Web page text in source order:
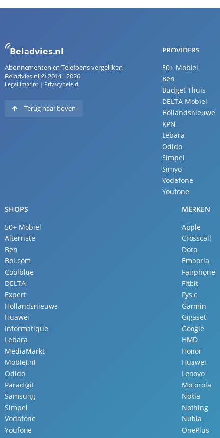
Beladvies.nl
Abonnementen en Telefoons vergelijken
Beladvies.nl © 2014 - 2026
Legal Imprint | Privacybeleid
Terug naar boven
PROVIDERS
50+ Mobiel
Ben
Budget Thuis
DELTA Mobiel
Hollandsnieuwe
KPN
Lebara
Odido
Simpel
Simyo
Vodafone
Youfone
SHOPS
50+ Mobiel
Alternate
Ben
Bol.com
Coolblue
DELTA
Expert
Hollandsnieuwe
Huawei
Informatique
Lebara
MediaMarkt
Mobiel.nl
Odido
Paradigit
Samsung
Simpel
Vodafone
Youfone
MERKEN
Apple
Crosscall
Doro
Emporia
Fairphone
Fitbit
Fysic
Garmin
Gigaset
Google
HMD
Honor
Huawei
Lenovo
Motorola
Nokia
Nothing
Nubia
OnePlus